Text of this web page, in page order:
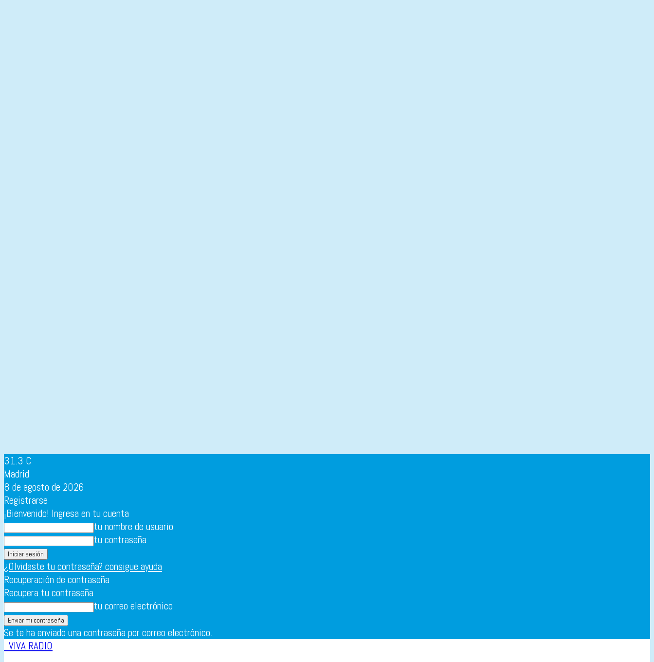
31.3 C
Madrid
8 de agosto de 2026
Registrarse
¡Bienvenido! Ingresa en tu cuenta
tu nombre de usuario
tu contraseña
¿Olvidaste tu contraseña? consigue ayuda
Recuperación de contraseña
Recupera tu contraseña
tu correo electrónico
Se te ha enviado una contraseña por correo electrónico.
VIVA RADIO